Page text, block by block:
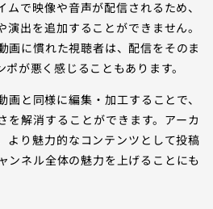
で映像や音声が配信されるため、
出を追加することができません。
画に慣れた視聴者は、配信をそのま
が悪く感じることもあります。
と同様に編集・加工することで、
を解消することができます。アーカ
より魅力的なコンテンツとして投稿
ンネル全体の魅力を上げることにも